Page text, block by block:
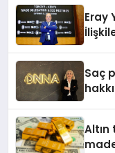
Eray
Saç
Altın